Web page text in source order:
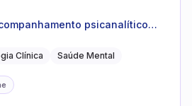
psicanalítico
Clínica Saúde Mental